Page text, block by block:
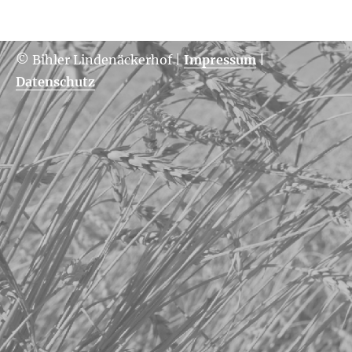
© Bihler Lindenäckerhof|Impressum|
Datenschutz